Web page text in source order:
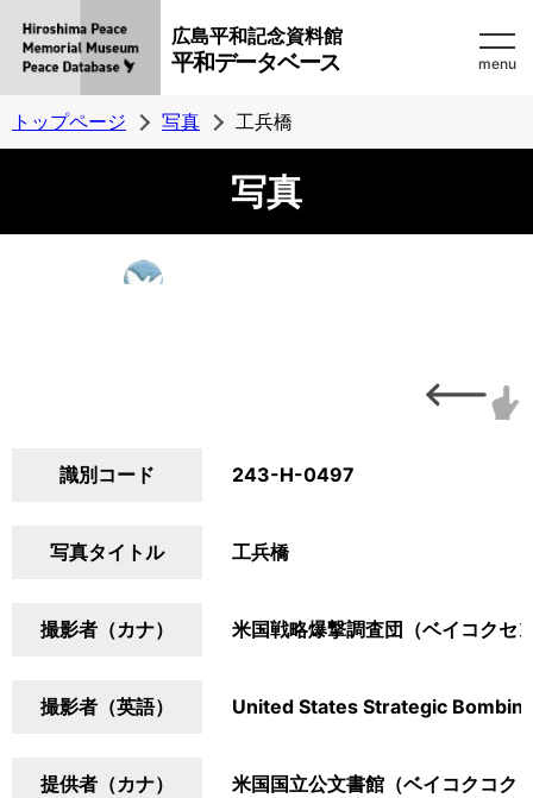
広島平和記念資料館
平和データベース menu
トップページ 写真 工兵橋
写真
識別コード 243-H-0497
写真タイトル 工兵橋
撮影者（カナ） 米国戦略爆撃調査団（ベイコクセ
撮影者（英語） United States Strategic
提供者（カナ） 米国国立公文書館（ベイコクコク